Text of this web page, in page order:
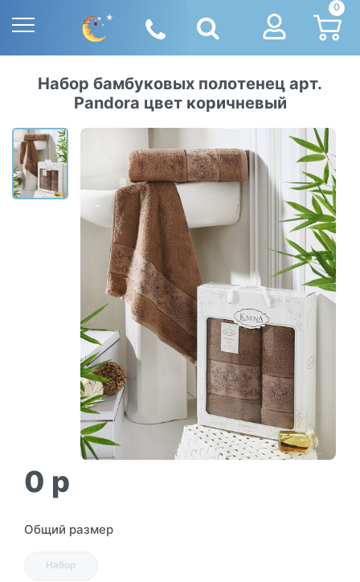
0
Набор бамбуковых полотенец арт.
Pandora цвет коричневый
0 p
Общий размер
Набор